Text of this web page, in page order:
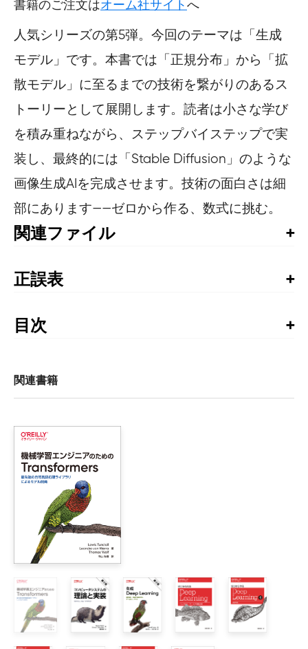
書籍のご注文はオーム社サイトへ
人気シリーズの第5弾。今回のテーマは「生成
モデル」です。本書では「正規分布」から「拡
散モデル」に至るまでの技術を繋がりのあるス
トーリーとして展開します。読者は小さな学び
を積み重ねながら、ステップバイステップで実
装し、最終的には「Stable Diffusion」のような
画像生成AIを完成させます。技術の面白さは細
部にあります——ゼロから作る、数式に挑む。
関連ファイル
正誤表
います。お手持ちの書籍では、すでに修正が施されてい
る場合がありますので、書籍最終ページの奥付でお手持
正誤表
目次
ステップ1　正規分布
    1.1　確率の基礎
        1.1.2　確率分布の種類
        1.1.3　期待値と分散
    1.2　正規分布
        1.2.1　正規分布の確率密度関数
        1.2.2　正規分布のコード
        1.2.3　パラメータの役割
    1.3　中心極限定理
        1.3.1　中心極限定理とは
    1.4　サンプル和の確率分布
        1.4.1　サンプル和の期待値と分散
        1.4.2　コードで確かめる
関連書籍